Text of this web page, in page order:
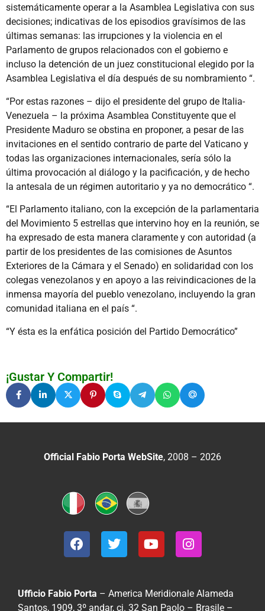
sistemáticamente operar a la Asamblea Legislativa con sus
decisiones; indicativas de los episodios gravísimos de las
últimas semanas: las irrupciones y la violencia en el
Parlamento de grupos relacionados con el gobierno e
incluso la detención de un juez constitucional elegido por la
Asamblea Legislativa el día después de su nombramiento “.
“Por estas razones – dijo el presidente del grupo de Italia-
Venezuela – la próxima Asamblea Constituyente que el
Presidente Maduro se obstina en proponer, a pesar de las
invitaciones en el sentido contrario de parte del Vaticano y
todas las organizaciones internacionales, sería sólo la
última provocación al diálogo y la pacificación, y de hecho
la antesala de un régimen autoritario y ya no democrático “.
“El Parlamento italiano, con la excepción de la parlamentaria
del Movimiento 5 estrellas que intervino hoy en la reunión, se
ha expresado de esta manera claramente y con autoridad (a
partir de los presidentes de las comisiones de Asuntos
Exteriores de la Cámara y el Senado) en solidaridad con los
colegas venezolanos y en apoyo a las reivindicaciones de la
inmensa mayoría del pueblo venezolano, incluyendo la gran
comunidad italiana en el país “.
“Y ésta es la enfática posición del Partido Democrático”
¡Gustar Y Compartir!
Official Fabio Porta WebSite, 2008 – 2026
Ufficio Fabio Porta – America Meridionale Alameda
Santos, 1909, 3º andar, cj. 32 San Paolo – Brasile –